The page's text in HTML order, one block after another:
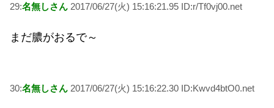
29:名無しさん 2017/06/27(火) 15:16:21.95 ID:r/Tf0vj00.net
まだ膿がおるで～
30:名無しさん 2017/06/27(火) 15:16:22.30 ID:Kwvd4btO0.net